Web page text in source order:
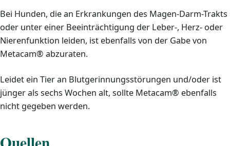
Bei Hunden, die an Erkrankungen des Magen-Darm-Trakts
oder unter einer Beeinträchtigung der Leber-, Herz- oder
Nierenfunktion leiden, ist ebenfalls von der Gabe von
Metacam® abzuraten.
Leidet ein Tier an Blutgerinnungsstörungen und/oder ist
jünger als sechs Wochen alt, sollte Metacam® ebenfalls
nicht gegeben werden.